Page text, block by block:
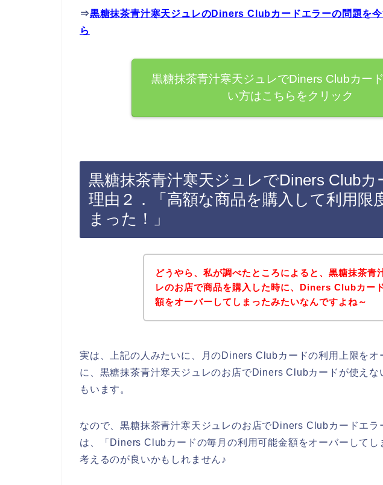
⇒黒糖抹茶青汁寒天ジュレのDiners Clubカードエラーの問題を
ら
黒糖抹茶青汁寒天ジュレでDiners Clubカー
い方はこちらをクリック
黒糖抹茶青汁寒天ジュレでDiners Club
理由２．「高額な商品を購入して利用限
まった！」
どうやら、私が調べたところによると、黒糖抹茶青
レのお店で商品を購入した時に、Diners Clubカー
額をオーバーしてしまったみたいなんですよね～
実は、上記の人みたいに、月のDiners Clubカードの利用上限をオ
に、黒糖抹茶青汁寒天ジュレのお店でDiners Clubカードが使えな
もいます。
なので、黒糖抹茶青汁寒天ジュレのお店でDiners Clubカードエラ
は、「Diners Clubカードの毎月の利用可能金額をオーバーしてし
考えるのが良いかもしれません♪